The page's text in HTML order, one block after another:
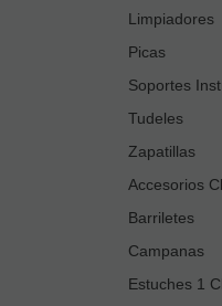
Limpiadores
Picas
Soportes
Tudeles
Zapatillas
Accesorios
Barriletes
Campanas
Estuches 1